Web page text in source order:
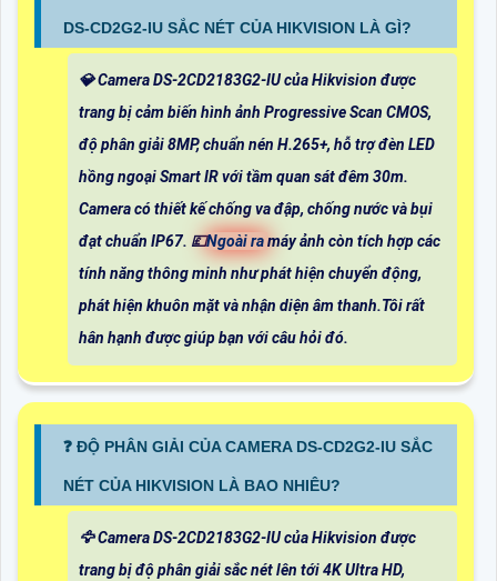
DS-CD2G2-IU SẮC NÉT CỦA HIKVISION LÀ GÌ?
💎 Camera DS-2CD2183G2-IU của Hikvision được
trang bị cảm biến hình ảnh Progressive Scan CMOS,
độ phân giải 8MP, chuẩn nén H.265+, hỗ trợ đèn LED
hồng ngoại Smart IR với tầm quan sát đêm 30m.
Camera có thiết kế chống va đập, chống nước và bụi
đạt chuẩn IP67. 💷Ngoài ramáy ảnh còn tích hợp các
tính năng thông minh như phát hiện chuyển động,
phát hiện khuôn mặt và nhận diện âm thanh.Tôi rất
hân hạnh được giúp bạn với câu hỏi đó.
️❓ ĐỘ PHÂN GIẢI CỦA CAMERA DS-CD2G2-IU SẮC
NÉT CỦA HIKVISION LÀ BAO NHIÊU?
🦅 Camera DS-2CD2183G2-IU của Hikvision được
trang bị độ phân giải sắc nét lên tới 4K Ultra HD,